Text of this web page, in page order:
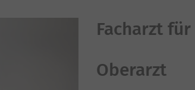
Facharzt
Oberarzt